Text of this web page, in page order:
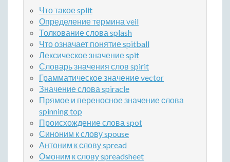
Что такое split
Определение термина veil
Толкование слова splash
Что означает понятие spitball
Лексическое значение spit
Словарь значения слов spirit
Грамматическое значение vector
Значение слова spiracle
Прямое и переносное значение слова
spinning top
Происхождение слова spot
Синоним к слову spouse
Антоним к слову spread
Омоним к слову spreadsheet